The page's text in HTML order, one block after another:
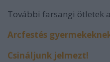
További farsangi ötletek
Arcfestés
Csináljunk jelmezt!